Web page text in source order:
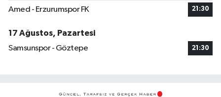
Amed - Erzurumspor FK 21:30
17 Ağustos, Pazartesi
Samsunspor - Göztepe
21:30